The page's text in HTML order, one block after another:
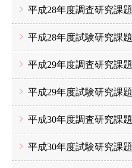
平成28年度調査研究課題
平成28年度試験研究課題
平成29年度調査研究課題
平成29年度試験研究課題
平成30年度調査研究課題
平成30年度試験研究課題